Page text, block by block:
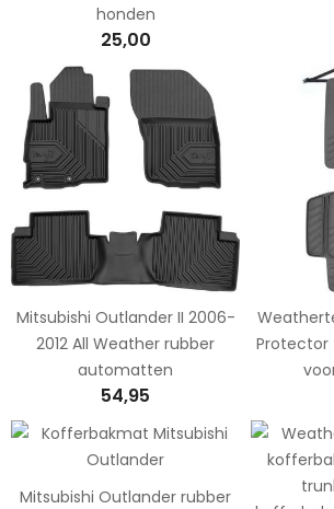
honden
25,00
Mitsubishi Outlander II 2006-
2012 All Weather rubber
automatten
54,95
Protector
Mitsubishi Outlander rubber